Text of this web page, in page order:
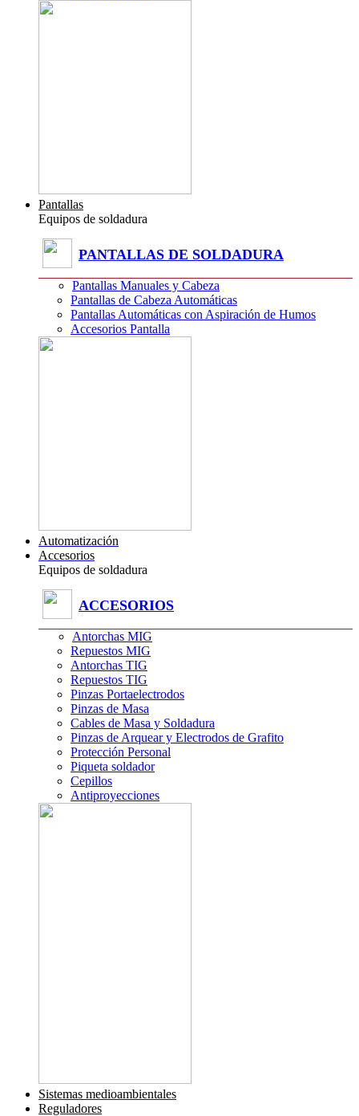
Pantallas
Equipos de soldadura
PANTALLAS DE SOLDADURA
Pantallas Manuales y Cabeza
Pantallas de Cabeza Automáticas
Pantallas Automáticas con Aspiración de Humos
Accesorios Pantalla
Automatización
Accesorios
Equipos de soldadura
ACCESORIOS
Antorchas MIG
Repuestos MIG
Antorchas TIG
Repuestos TIG
Pinzas Portaelectrodos
Pinzas de Masa
Cables de Masa y Soldadura
Pinzas de Arquear y Electrodos de Grafito
Protección Personal
Piqueta soldador
Cepillos
Antiproyecciones
Sistemas medioambientales
Reguladores